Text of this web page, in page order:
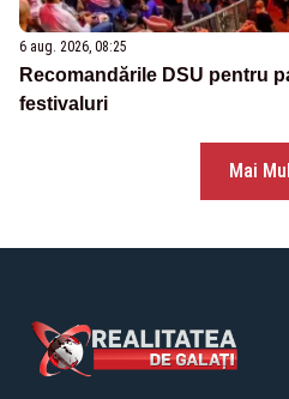
6 aug. 2026, 08:25
Recomandările DSU pentru
festivaluri
Mai